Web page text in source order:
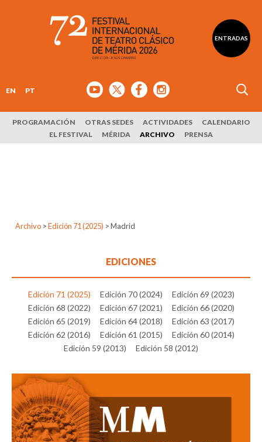
ENTRADAS
EN PT
PROGRAMACIÓN OTRAS SEDES ACTIVIDADES
CALENDARIO
EL FESTIVAL
MÉRIDA ARCHIVO PRENSA
Archivo > Edición 71 (2025) >Madrid
EDICIONES
Edición 71 (2025) Edición 70 (2024)
Edición 69 (2023)
Edición 68 (2022)
Edición 67 (2021)
Edición 66 (2020)
Edición 65 (2019)
Edición 64 (2018)
Edición 63 (2017)
Edición 62 (2016)
Edición 61 (2015)
Edición 60 (2014)
Edición 59 (2013)
Edición 58 (2012)